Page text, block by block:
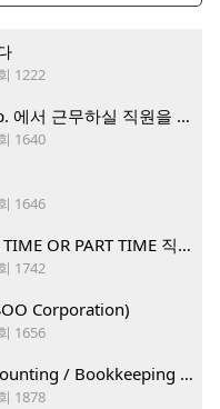
1222
EGP(East Green Purchasing) Corp. 에서 근무하실 직원을 아래와 같이 모집합니다.
1640
1646
LYNNWOOD 지역 CPA 에서 FULL TIME OR PART TIME 직원을 찾습니다
1742
Corporation)
1656
Young Ocean, Inc. 직원 모집 (Accounting / Bookkeeping 분야)
1878